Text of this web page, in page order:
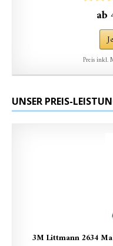
ab
Preis inkl.
UNSER PREIS-
3M Littmann 2634